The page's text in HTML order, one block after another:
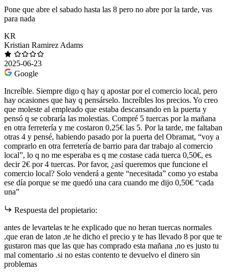
Pone que abre el sabado hasta las 8 pero no abre por la tarde, vas
para nada
KR
Kristian Ramirez Adams
2025-06-23
Google
Increíble. Siempre digo q hay q apostar por el comercio local, pero
hay ocasiones que hay q pensárselo. Increíbles los precios. Yo creo
que moleste al empleado que estaba descansando en la puerta y
pensó q se cobraría las molestias. Compré 5 tuercas por la mañana
en otra ferretería y me costaron 0,25€ las 5. Por la tarde, me faltaban
otras 4 y pensé, habiendo pasado por la puerta del Obramat, “voy a
comprarlo en otra ferretería de barrio para dar trabajo al comercio
local”, lo q no me esperaba es q me costase cada tuerca 0,50€, es
decir 2€ por 4 tuercas. Por favor, ¿así queremos que funcione el
comercio local? Solo venderá a gente “necesitada” como yo estaba
ese día porque se me quedó una cara cuando me dijo 0,50€ “cada
una”
Respuesta del propietario:
antes de levartelas te he explicado que no heran tuercas normales
,que eran de laton ,te he dicho el precio y te has llevado 8 por que te
gustaron mas que las que has comprado esta mañana ,no es justo tu
mal comentario .si no estas contento te devuelvo el dinero sin
problemas